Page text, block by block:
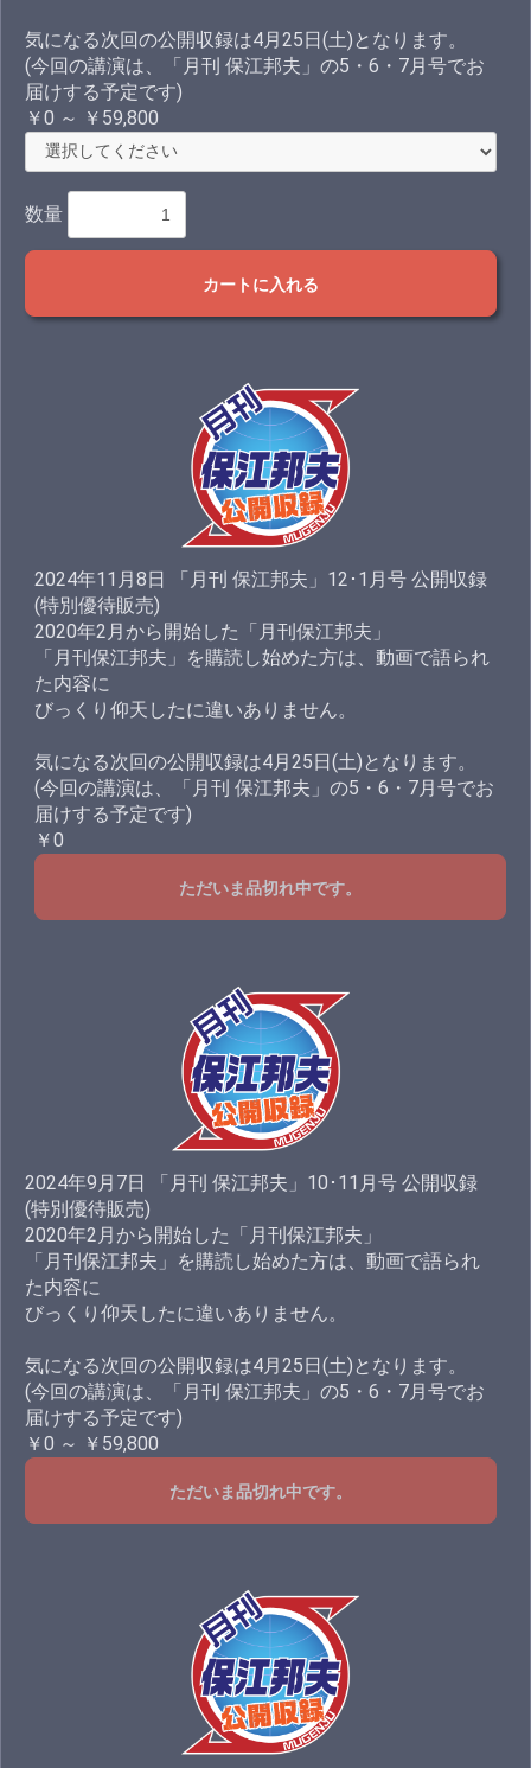
気になる次回の公開収録は4月25日(土)となります。
(今回の講演は、「月刊 保江邦夫」の5・6・7月号でお
届けする予定です)
￥0 ～ ￥59,800
数量
カートに入れる
2024年11月8日 「月刊 保江邦夫」12･1月号 公開収録
(特別優待販売)
2020年2月から開始した「月刊保江邦夫」
「月刊保江邦夫」を購読し始めた方は、動画で語られ
た内容に
びっくり仰天したに違いありません。
気になる次回の公開収録は4月25日(土)となります。
(今回の講演は、「月刊 保江邦夫」の5・6・7月号でお
届けする予定です)
￥0
ただいま品切れ中です。
2024年9月7日 「月刊 保江邦夫」10･11月号 公開収録
(特別優待販売)
2020年2月から開始した「月刊保江邦夫」
「月刊保江邦夫」を購読し始めた方は、動画で語られ
た内容に
びっくり仰天したに違いありません。
気になる次回の公開収録は4月25日(土)となります。
(今回の講演は、「月刊 保江邦夫」の5・6・7月号でお
届けする予定です)
￥0 ～ ￥59,800
ただいま品切れ中です。